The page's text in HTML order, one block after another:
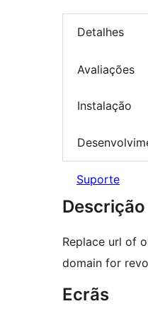
Detalhes
Avaliações
Instalação
Suporte
Descrição
Replace url of
domain for
Ecrãs